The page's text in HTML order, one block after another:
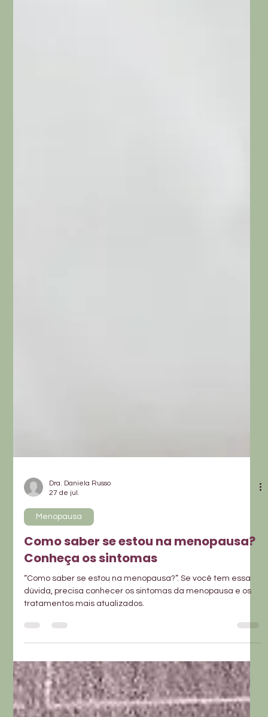
Dra. Daniela Russo
27 de jul.
Menopausa
Como saber se estou na menopausa?
Conheça os sintomas
tratamentos mais atualizados.